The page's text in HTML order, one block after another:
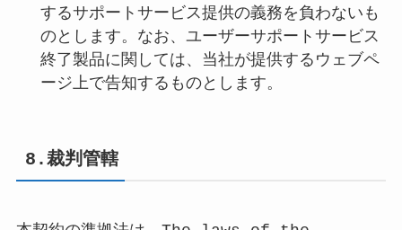
するサポートサービス提供の義務を負わないも
のとします。なお、ユーザーサポートサービス
終了製品に関しては、当社が提供するウェブペ
ージ上で告知するものとします。
8.裁判管轄